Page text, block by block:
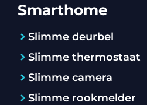
Smarthome
Slimme deurbel
Slimme thermostaat
Slimme camera
Slimme rookmelder